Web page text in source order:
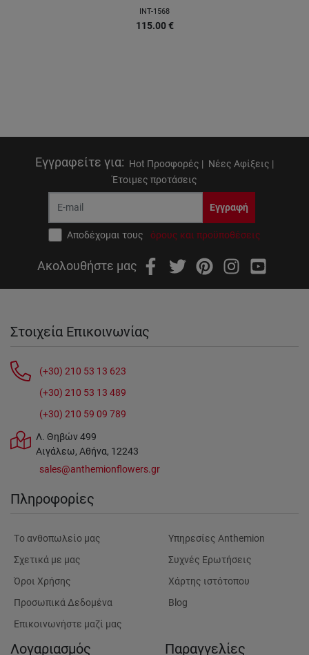
INT-1568
115.00 €
Εγγραφείτε για: Hot Προσφορές | Νέες Αφίξεις |
Έτοιμες προτάσεις
Εγγραφή
Αποδέχομαι τους όρους και προϋποθέσεις
Ακολουθήστε μας
Στοιχεία Επικοινωνίας
(+30) 210 53 13 623
(+30) 210 53 13 489
(+30) 210 59 09 789
Λ. Θηβών 499
Αιγάλεω, Αθήνα, 12243
sales@anthemionflowers.gr
Πληροφορίες
Tο ανθοπωλείο μας
Σχετικά με μας
Όροι Χρήσης
Προσωπικά Δεδομένα
Επικοινωνήστε μαζί μας
Υπηρεσίες Anthemion
Συχνές Ερωτήσεις
Χάρτης ιστότοπου
Blog
Λογαριασμός Παραγγελίες